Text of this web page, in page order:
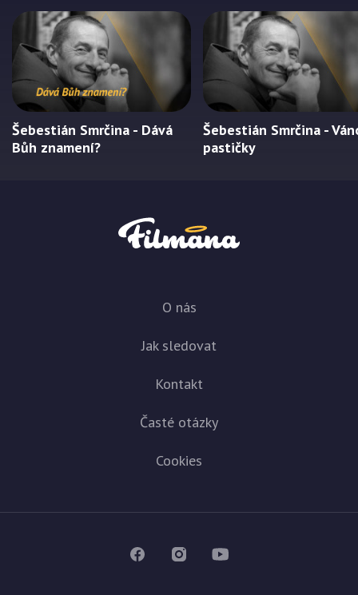
Šebestián Smrčina - Dává
Bůh znamení?
Šebestián Smrčina -
pastičky
O nás
Jak sledovat
Kontakt
Časté otázky
Cookies